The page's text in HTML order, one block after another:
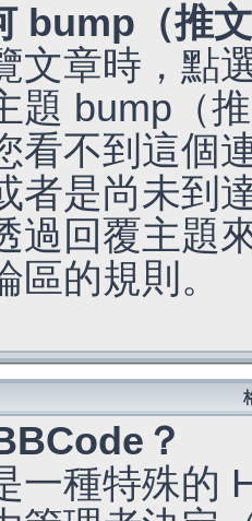
bump（推
文章時，點
題 bump（
看不到這個
者是尚未到
過回覆主題
區的規則。
？
一種特殊的